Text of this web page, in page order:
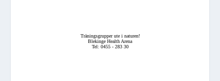
Träningsgrupper ute i naturen!
Blekinge Health Arena
Tel: 0455 - 283 30